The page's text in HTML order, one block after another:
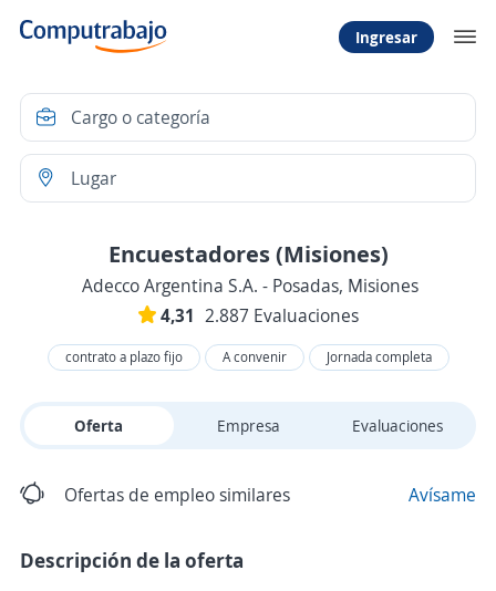
Ingresar
Encuestadores (Misiones)
Adecco Argentina S.A. - Posadas, Misiones
4,31 2.887 Evaluaciones
contrato a plazo fijo A convenir Jornada completa
Oferta Empresa Evaluaciones
Ofertas de empleo similares Avísame
Descripción de la oferta